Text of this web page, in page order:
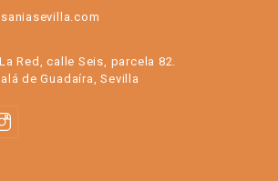
Red, calle Seis, parcela 82.
de Guadaíra, Sevilla